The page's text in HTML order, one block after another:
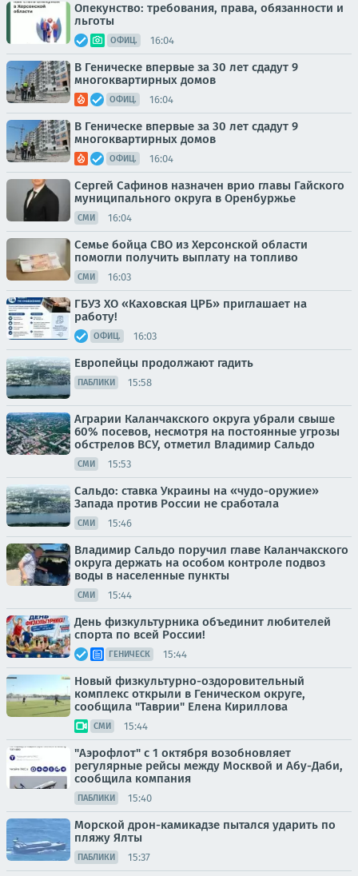
Опекунство: требования, права, обязанности и
льготы
ОФИЦ. 16:04
В Геническе впервые за 30 лет сдадут 9
многоквартирных домов
ОФИЦ. 16:04
В Геническе впервые за 30 лет сдадут 9
многоквартирных домов
ОФИЦ. 16:04
Сергей Сафинов назначен врио главы Гайского
муниципального округа в Оренбуржье
СМИ 16:04
Семье бойца СВО из Херсонской области
помогли получить выплату на топливо
СМИ 16:03
ГБУЗ ХО «Каховская ЦРБ» приглашает на
работу!
ОФИЦ. 16:03
Европейцы продолжают гадить
ПАБЛИКИ 15:58
Аграрии Каланчакского округа убрали свыше
60% посевов, несмотря на постоянные угрозы
обстрелов ВСУ, отметил Владимир Сальдо
СМИ 15:53
Сальдо: ставка Украины на «чудо-оружие»
Запада против России не сработала
СМИ 15:46
Владимир Сальдо поручил главе Каланчакского
округа держать на особом контроле подвоз
воды в населенные пункты
СМИ 15:44
День физкультурника объединит любителей
спорта по всей России!
ГЕНИЧЕСК 15:44
Новый физкультурно-оздоровительный
комплекс открыли в Геническом округе,
сообщила "Таврии" Елена Кириллова
СМИ 15:44
"Аэрофлот" с 1 октября возобновляет
регулярные рейсы между Москвой и Абу-Даби,
сообщила компания
ПАБЛИКИ 15:40
Морской дрон-камикадзе пытался ударить по
пляжу Ялты
ПАБЛИКИ 15:37